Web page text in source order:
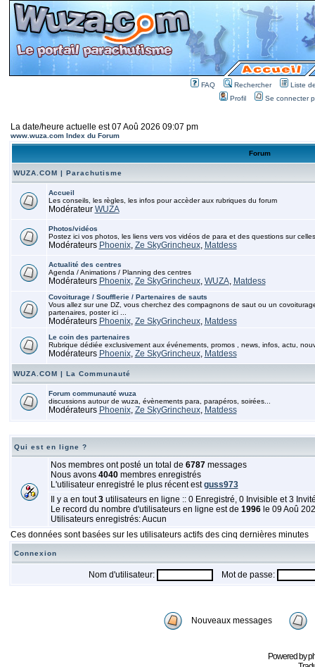
FAQ Rechercher
Liste
Profil
Se connecter
La date/heure actuelle est 07 Aoû 2026 09:07 pm
www.wuza.com Index du Forum
Forum
WUZA.COM | Parachutisme
Accueil
Les conseils, les règles, les infos pour accèder aux rubriques du forum
Modérateur WUZA
Photos/vidéos
Postez ici vos photos, les liens vers vos vidéos de para et des questions sur
Modérateurs Phoenix, Ze SkyGrincheux, Matdess
Actualité des centres
Agenda / Animations / Planning des centres
Modérateurs Phoenix, Ze SkyGrincheux, WUZA, Matdess
Covoiturage / Soufflerie / Partenaires de sauts
Vous allez sur une DZ, vous cherchez des compagnons de saut ou un
partenaires, poster ici ...
Modérateurs Phoenix, Ze SkyGrincheux, Matdess
Le coin des partenaires
Rubrique dédiée exclusivement aux événements, promos , news, infos, actu,
Modérateurs Phoenix, Ze SkyGrincheux, Matdess
WUZA.COM | La Communauté
Forum communauté wuza
discussions autour de wuza, évènements para, parapéros, soirées...
Modérateurs Phoenix, Ze SkyGrincheux, Matdess
Qui est en ligne ?
Nos membres ont posté un total de 6787messages
Nous avons 4040membres enregistrés
L'utilisateur enregistré le plus récent estguss973
Il y a en tout3utilisateurs en ligne :: 0 Enregistré, 0 Invisible et 3
Le record du nombre d'utilisateurs en ligne est de 1996le 09 Aoû
Utilisateurs enregistrés: Aucun
Ces données sont basées sur les utilisateurs actifs des cinq dernières minutes
Connexion
Nom d'utilisateur: Mot de passe:
Nouveaux messages
Powered by